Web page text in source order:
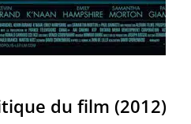
du film (2012)